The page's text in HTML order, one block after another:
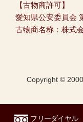
【古物商許可】
愛知県公安委員会
古物商名称：株式
Copyright ©
フリーダイヤル